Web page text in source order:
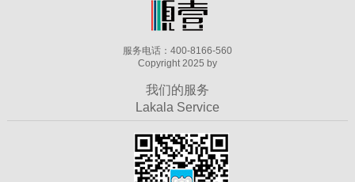
服务电话：400-8166-560
Copyright 2025 by
我们的服务
Lakala Service